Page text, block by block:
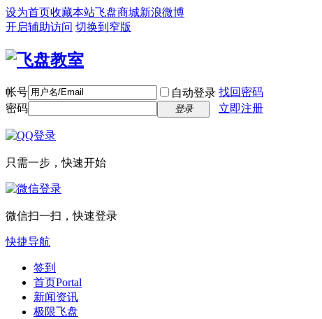
设为首页收藏本站飞盘商城新浪微博
开启辅助访问 切换到窄版
帐号 自动登录 找回密码
密码
登录 立即注册
只需一步，快速开始
微信扫一扫，快速登录
快捷导航
签到
首页Portal
新闻资讯
极限飞盘